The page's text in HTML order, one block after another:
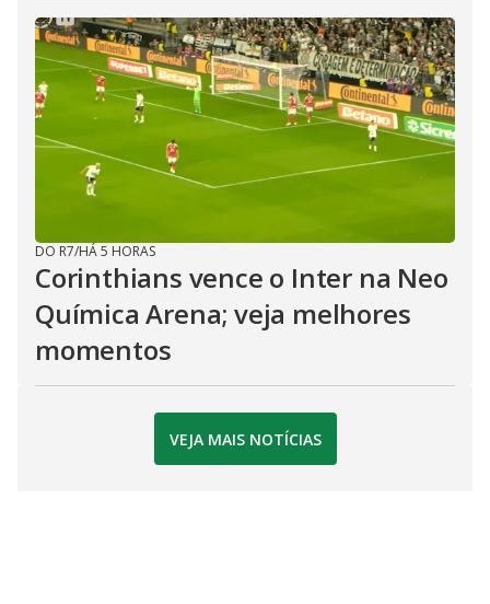
DO R7/HÁ 5 HORAS
Corinthians vence o Inter na Neo
Química Arena; veja melhores
momentos
VEJA MAIS NOTÍCIAS